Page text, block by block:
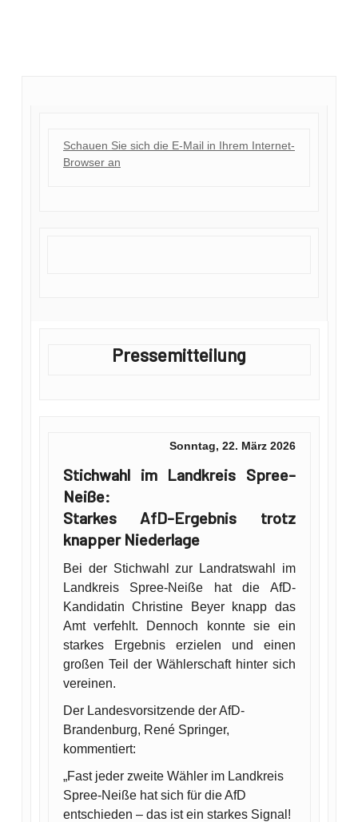
Schauen Sie sich die E-Mail in Ihrem Internet-
Browser an
Pressemitteilung
Sonntag, 22. März 2026
Stichwahl im Landkreis Spree-
Neiße:
Starkes AfD-Ergebnis trotz
knapper Niederlage
Bei der Stichwahl zur Landratswahl im
Landkreis Spree-Neiße hat die AfD-
Kandidatin Christine Beyer knapp das
Amt verfehlt. Dennoch konnte sie ein
starkes Ergebnis erzielen und einen
großen Teil der Wählerschaft hinter sich
vereinen.
Der Landesvorsitzende der AfD-
Brandenburg, René Springer,
kommentiert:
„Fast jeder zweite Wähler im Landkreis
Spree-Neiße hat sich für die AfD
entschieden – das ist ein starkes Signal!